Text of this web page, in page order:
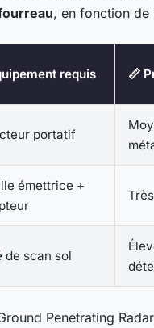
, en fonction de
requis 📏
portatif
émettrice +
de scan sol
Penetrating